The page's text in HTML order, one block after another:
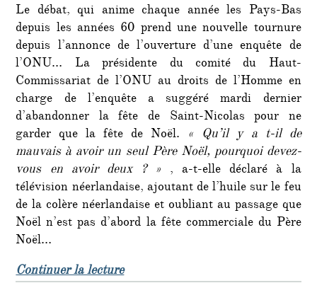
Le débat, qui anime chaque année les Pays-Bas
depuis les années 60 prend une nouvelle tournure
depuis l’annonce de l’ouverture d’une enquête de
l’ONU… La présidente du comité du Haut-
Commissariat de l’ONU au droits de l’Homme en
charge de l’enquête a suggéré mardi dernier
d’abandonner la fête de Saint-Nicolas pour ne
garder que la fête de Noël. « Qu’il y a t-il de
mauvais à avoir un seul Père Noël, pourquoi devez-
vous en avoir deux ? » , a-t-elle déclaré à la
télévision néerlandaise, ajoutant de l’huile sur le feu
de la colère néerlandaise et oubliant au passage que
Noël n’est pas d’abord la fête commerciale du Père
Noël…
Continuer la lecturede « L’ONU suggère aux Pays-